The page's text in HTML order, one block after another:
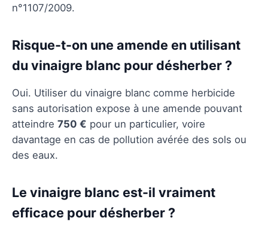
n°1107/2009.
Risque-t-on une amende en utilisant
du vinaigre blanc pour désherber ?
Oui. Utiliser du vinaigre blanc comme herbicide
sans autorisation expose à une amende pouvant
atteindre 750 € pour un particulier, voire
davantage en cas de pollution avérée des sols ou
des eaux.
Le vinaigre blanc est-il vraiment
efficace pour désherber ?